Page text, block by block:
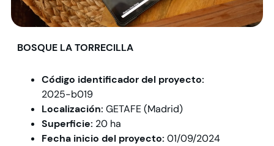
BOSQUE LA TORRECILLA
Código identificador del proyecto:
2025-b019
Localización: GETAFE (Madrid)
Superficie: 20 ha
Fecha inicio del proyecto: 01/09/2024